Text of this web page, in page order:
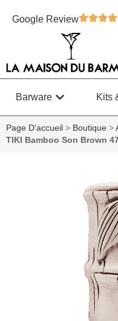
Google Review
Barware Kits
Page D'accueil > Boutique >
TIKI Bamboo Son Brown